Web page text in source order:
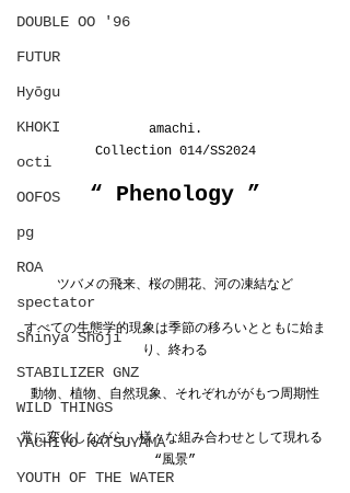
DOUBLE OO '96
FUTUR
Hyōgu
KHOKI
octi
OOFOS
pg
ROA
spectator
Shinya Shoji
STABILIZER GNZ
WILD THINGS
YACHIYO KATSUYAMA
YOUTH OF THE WATER
amachi.
Collection 014/SS2024
“ Phenology ”
ツバメの飛来、桜の開花、河の凍結など
すべての生態学的現象は季節の移ろいとともに始ま
り、終わる
動物、植物、自然現象、それぞれががもつ周期性
常に変化しながら、様々な組み合わせとして現れる
“風景”